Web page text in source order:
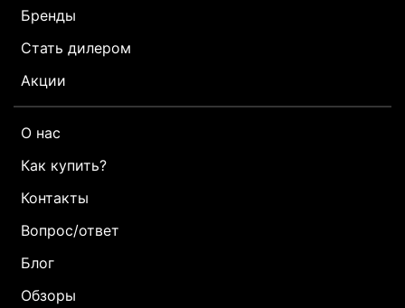
Бренды
Стать дилером
Акции
О нас
Как купить?
Контакты
Вопрос/ответ
Блог
Обзоры